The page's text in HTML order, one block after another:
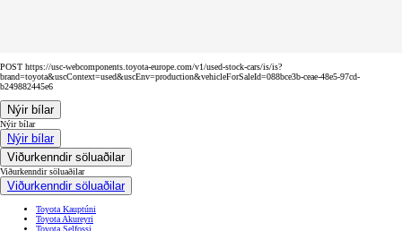
POST https://usc-webcomponents.toyota-europe.com/v1/used-stock-cars/is/is?
brand=toyota&uscContext=used&uscEnv=production&vehicleForSaleId=088bce3b-ceae-48e5-97cd-
b249882445e6
Nýir bílar
Nýir bílar
Nýir bílar
Viðurkenndir söluaðilar
Viðurkenndir söluaðilar
Viðurkenndir söluaðilar
Toyota Kauptúni
Toyota Akureyri
Toyota Selfossi